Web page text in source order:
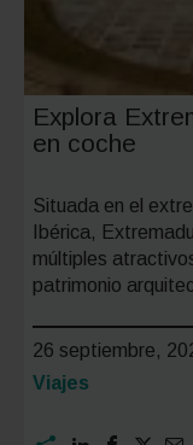
Explora
en coche
Situada en el
Ibérica,
múltiples
patrimonio
26 septiembre,
Categoría:
Viajes